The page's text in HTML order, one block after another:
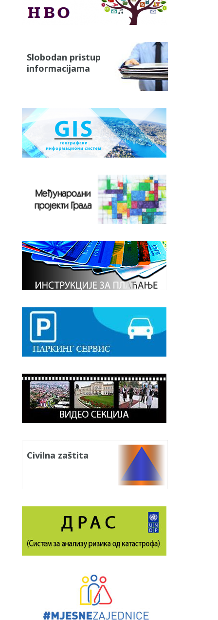
Slobodan pristup
informacijama
Civilna zaštita